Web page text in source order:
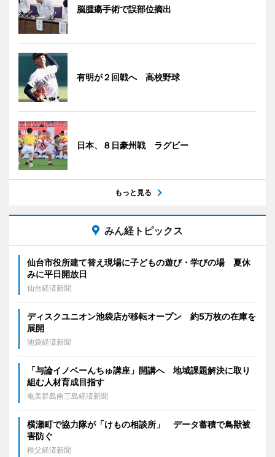
脳腫瘍手術で誤部位摘出
有明が２回戦へ 高校野球
日本、８日豪州戦 ラグビー
もっと見る
みん経トピックス
仙台市役所建て替え現場に子どもの遊び・学びの場 夏休
みに平日開放日
仙台経済新聞
ディスクユニオン池袋店が移転オープン 約5万枚の在庫を
展開
池袋経済新聞
「与論イノベーんちゅ講座」開講へ 地域課題解決に取り
組む人材育成目指す
奄美群島南三島経済新聞
横瀬町で協力隊が「けもの相談所」 データ蓄積で鳥獣被
害防ぐ
秩父経済新聞